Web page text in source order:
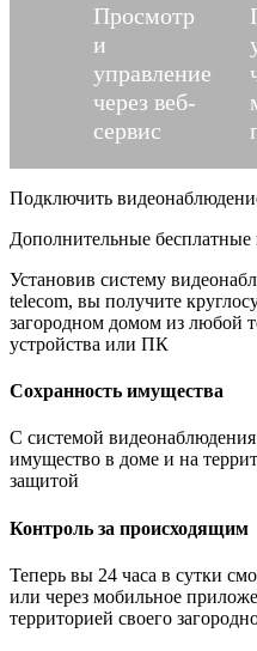
Просмотр
и
управление
через веб-
сервис
Подключить
Дополнительные бесплатные
Установив систему
telecom, вы получите
загородном домом из любой
устройства или ПК
Сохранность имущества
С системой
имущество в доме и на
защитой
Контроль за происходящим
Теперь вы 24 часа в сутки
или через мобильное
территорией своего